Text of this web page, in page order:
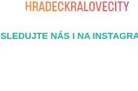
SLEDUJTE NÁS I NA